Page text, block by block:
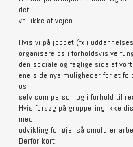
det
vel ikke af vejen.
Hvis vi på jobbet (fx i
organisere os i forholdsvis
den sociale og faglige side af
ene side nye muligheder for at
os
selv som person og i forhold til
Hvis forsøg på gruppering ikke
med
udvikling for øje, så smuldrer
Derfor kort: